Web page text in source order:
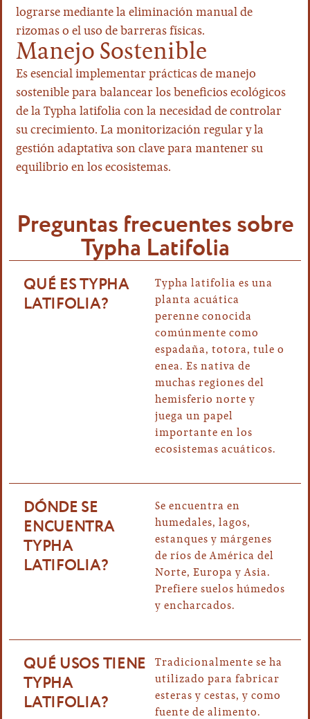
lograrse mediante la eliminación manual de
rizomas o el uso de barreras físicas.
Manejo Sostenible
Es esencial implementar prácticas de manejo
sostenible para balancear los beneficios ecológicos
de la Typha latifolia con la necesidad de controlar
su crecimiento. La monitorización regular y la
gestión adaptativa son clave para mantener su
equilibrio en los ecosistemas.
Preguntas frecuentes sobre
Typha Latifolia
QUÉ ES TYPHA
LATIFOLIA?
Typha latifolia es una
planta acuática
perenne conocida
comúnmente como
espadaña, totora, tule o
enea. Es nativa de
muchas regiones del
hemisferio norte y
juega un papel
importante en los
ecosistemas acuáticos.
DÓNDE SE
ENCUENTRA
TYPHA
LATIFOLIA?
Se encuentra en
humedales, lagos,
estanques y márgenes
de ríos de América del
Norte, Europa y Asia.
Prefiere suelos húmedos
y encharcados.
QUÉ USOS TIENE
TYPHA
LATIFOLIA?
Tradicionalmente se ha
utilizado para fabricar
esteras y cestas, y como
fuente de alimento.